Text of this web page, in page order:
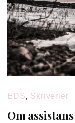
EDS, Skriverier
Om